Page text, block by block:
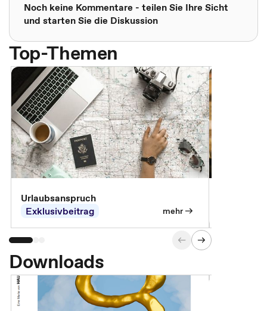
Noch keine Kommentare - teilen Sie Ihre Sicht
und starten Sie die Diskussion
Top-Themen
Urlaubsanspruch
Exklusivbeitrag
mehr
Downloads